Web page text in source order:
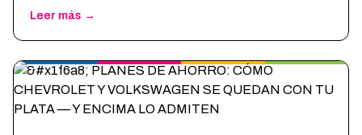
Leer más →